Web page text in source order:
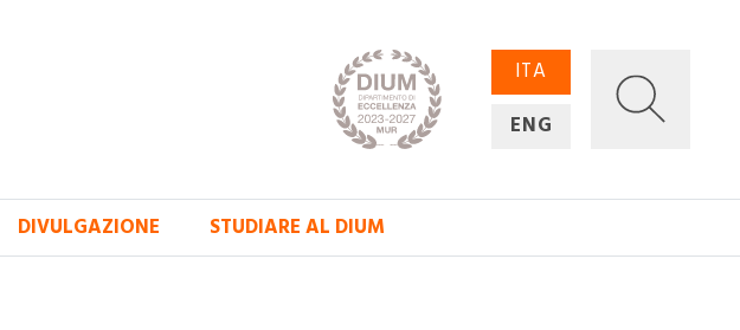
ITA
ENG
DIVULGAZIONE STUDIARE AL DIUM